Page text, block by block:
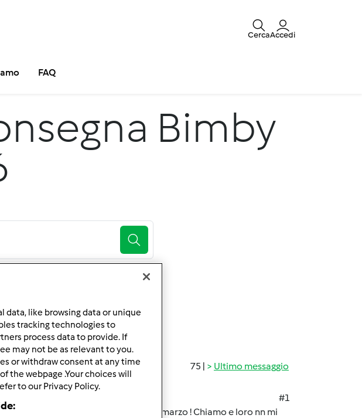
CercaAccedi
FAQ
Bimby
75 | Ultimo messaggio
#1
spedizione ho acquistato Bimby 12 marzo ! Chiamo e loro nn mi
data, like browsing data or unique
tracking technologies to
process data to provide. If
may not be as relevant to you.
or withdraw consent at any time
the webpage .Your choices will
to our Privacy Policy.